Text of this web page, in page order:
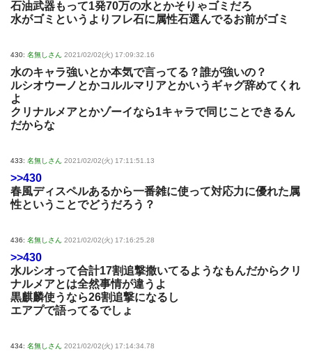
石油武器もって1発70万の水とかそりゃゴミだろ
水がゴミというよりフレ石に属性石選んでるお前がゴミ
430: 名無しさん 2021/02/02(火) 17:09:32.16
水のキャラ強いとか本気で言ってる？誰が強いの？
ルシオウーノとかコルルマリアとかいうギャグ辞めてくれ
よ
クリナルメアとかゾーイなら1キャラで同じことできるん
だからな
433: 名無しさん 2021/02/02(火) 17:11:51.13
>>430
春風ディスペルあるから一番雑に使って対応力に優れた属
性ということでどうだろう？
436: 名無しさん 2021/02/02(火) 17:16:25.28
>>430
水ルシオって合計17割追撃撒いてるようなもんだからクリ
ナルメアとは全然事情が違うよ
黒麒麟使うなら26割追撃になるし
エアプで語ってるでしょ
434: 名無しさん 2021/02/02(火) 17:14:34.78